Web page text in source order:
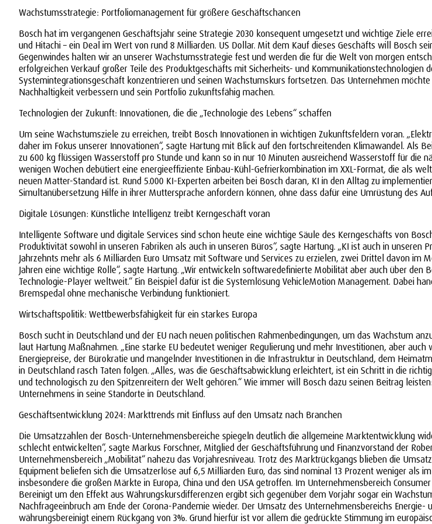
Wachstumsstrategie: Portfoliomanagement für größere Geschäftschancen
Bosch hat im vergangenen Geschäftsjahr seine Strategie 2030 konsequent umgesetzt und wichtige Ziele
und Hitachi – ein Deal im Wert von rund 8 Milliarden. US Dollar. Mit dem Kauf dieses Geschäfts will Bosch
Gegenwindes halten wir an unserer Wachstumsstrategie fest und werden die für die Welt von morgen
erfolgreichen Verkauf großer Teile des Produktgeschäfts mit Sicherheits- und Kommunikationstechnologien
Systemintegrationsgeschäft konzentrieren und seinen Wachstumskurs fortsetzen. Das Unternehmen
Nachhaltigkeit verbessern und sein Portfolio zukunftsfähig machen.
Technologien der Zukunft: Innovationen, die die „Technologie des Lebens“ schaffen
Um seine Wachstumsziele zu erreichen, treibt Bosch Innovationen in wichtigen Zukunftsfeldern voran.
daher im Fokus unserer Innovationen“, sagte Hartung mit Blick auf den fortschreitenden Klimawandel. Als
zu 600 kg flüssigen Wasserstoff pro Stunde und kann so in nur 10 Minuten ausreichend Wasserstoff für die
wenigen Wochen debütiert eine energieeffiziente Einbau-Kühl-Gefrierkombination im XXL-Format, die als
neuen Matter-Standard ist. Rund 5.000 KI-Experten arbeiten bei Bosch daran, KI in den Alltag zu
Simultanübersetzung Hilfe in ihrer Muttersprache anfordern können, ohne dass dafür eine Umrüstung des
Digitale Lösungen: Künstliche Intelligenz treibt Kerngeschäft voran
Intelligente Software und digitale Services sind schon heute eine wichtige Säule des Kerngeschäfts von
Produktivität sowohl in unseren Fabriken als auch in unseren Büros“, sagte Hartung. „KI ist auch in
Jahrzehnts mehr als 6 Milliarden Euro Umsatz mit Software und Services zu erzielen, zwei Drittel davon im
Jahren eine wichtige Rolle“, sagte Hartung. „Wir entwickeln softwaredefinierte Mobilität aber auch über
Technologie-Player weltweit.“ Ein Beispiel dafür ist die Systemlösung VehicleMotion Management. Dabei
Bremspedal ohne mechanische Verbindung funktioniert.
Wirtschaftspolitik: Wettbewerbsfähigkeit für ein starkes Europa
Bosch sucht in Deutschland und der EU nach neuen politischen Rahmenbedingungen, um das Wachstum
laut Hartung Maßnahmen. „Eine starke EU bedeutet weniger Regulierung und mehr Investitionen, aber
Energiepreise, der Bürokratie und mangelnder Investitionen in die Infrastruktur in Deutschland, dem
in Deutschland rasch Taten folgen. „Alles, was die Geschäftsabwicklung erleichtert, ist ein Schritt in die
und technologisch zu den Spitzenreitern der Welt gehören.“ Wie immer will Bosch dazu seinen Beitrag
Unternehmens in seine Standorte in Deutschland.
Geschäftsentwicklung 2024: Markttrends mit Einfluss auf den Umsatz nach Branchen
Die Umsatzzahlen der Bosch-Unternehmensbereiche spiegeln deutlich die allgemeine Marktentwicklung
schlecht entwickelten“, sagte Markus Forschner, Mitglied der Geschäftsführung und Finanzvorstand der
Unternehmensbereich „Mobilität“ nahezu das Vorjahresniveau. Trotz des Marktrückgangs blieben die
Equipment beliefen sich die Umsatzerlöse auf 6,5 Milliarden Euro, das sind nominal 13 Prozent weniger als
insbesondere die großen Märkte in Europa, China und den USA getroffen. Im Unternehmensbereich
Bereinigt um den Effekt aus Währungskursdifferenzen ergibt sich gegenüber dem Vorjahr sogar ein
Nachfrageeinbruch am Ende der Corona-Pandemie wieder. Der Umsatz des Unternehmensbereichs
währungsbereinigt einem Rückgang von 3%. Grund hierfür ist vor allem die gedrückte Stimmung im